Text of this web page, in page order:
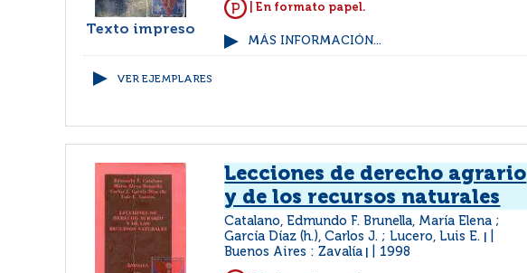
Texto impreso
| En formato papel.
MÁS INFORMACIÓN...
VER EJEMPLARES
Lecciones de derecho agrario
y de los recursos naturales
Catalano, Edmundo F. Brunella, María Elena ;
García Díaz (h.), Carlos J. ; Lucero, Luis E.
Buenos Aires : Zavalía 1998